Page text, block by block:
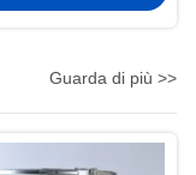
Guarda di più >>